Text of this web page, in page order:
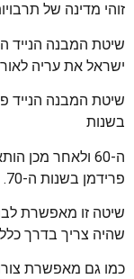
זוהי מדינה של
שיטת המבנה
ישראל את עריה
שיטת המבנה הנייד
בשנות
ה-60 ולאחר מכן
פרידמן בשנות ה-70.
שיטה זו מאפשרת
שהיה צריך בדרך
כמו גם מאפשרת